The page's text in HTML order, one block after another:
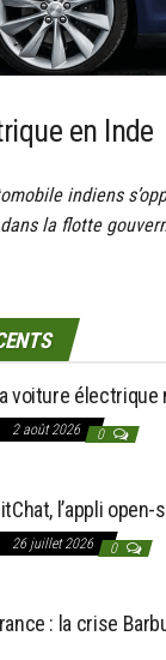
en Inde
indiens
la flotte
voiture électrique
2 août 2026 0
l’appli
26 juillet 2026 0
: la crise